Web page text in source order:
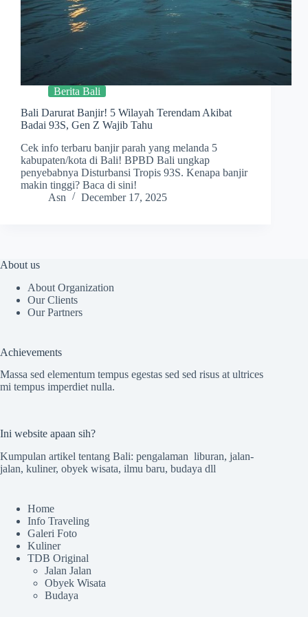
Berita Bali
Bali Darurat Banjir! 5 Wilayah Terendam Akibat
Badai 93S, Gen Z Wajib Tahu
Cek info terbaru banjir parah yang melanda 5
kabupaten/kota di Bali! BPBD Bali ungkap
penyebabnya Disturbansi Tropis 93S. Kenapa banjir
makin tinggi? Baca di sini!
Asn
December 17, 2025
About us
About Organization
Our Clients
Our Partners
Achievements
Massa sed elementum tempus egestas sed sed risus at ultrices
mi tempus imperdiet nulla.
Ini website apaan sih?
Kumpulan artikel tentang Bali: pengalaman liburan, jalan-
jalan, kuliner, obyek wisata, ilmu baru, budaya dll
Home
Info Traveling
Galeri Foto
Kuliner
TDB Original
Jalan Jalan
Obyek Wisata
Budaya